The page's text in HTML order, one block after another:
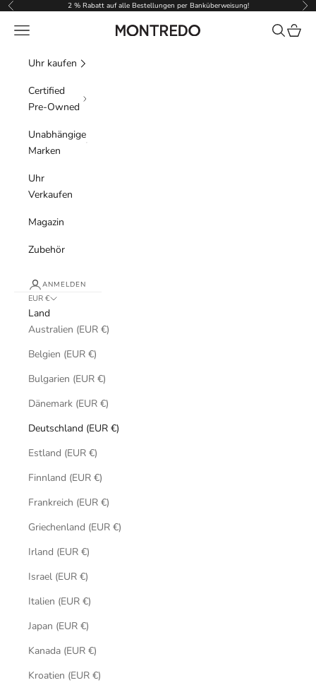
Zum Inhalt springen
Zurück 2 % Rabatt auf alle Bestellungen per Banküberweisung! Vor
Montredo
Menü Suchen
Uhr kaufen
Certified
Pre-Owned
Unabhängige
Marken
Uhr
Verkaufen
Magazin
Zubehör
ANMELDEN
EUR €
Land
Australien (EUR €)
Belgien (EUR €)
Bulgarien (EUR €)
Dänemark (EUR €)
Deutschland (EUR €)
Estland (EUR €)
Finnland (EUR €)
Frankreich (EUR €)
Griechenland (EUR €)
Irland (EUR €)
Israel (EUR €)
Italien (EUR €)
Japan (EUR €)
Kanada (EUR €)
Kroatien (EUR €)